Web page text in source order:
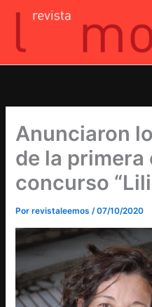
Anunciaron
de la primera
concurso
Porrevistaleemos/07/10/2020